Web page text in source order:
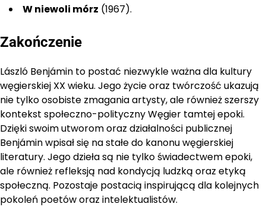
W niewoli mórz (1967).
Zakończenie
László Benjámin to postać niezwykle ważna dla kultury
węgierskiej XX wieku. Jego życie oraz twórczość ukazują
nie tylko osobiste zmagania artysty, ale również szerszy
kontekst społeczno-polityczny Węgier tamtej epoki.
Dzięki swoim utworom oraz działalności publicznej
Benjámin wpisał się na stałe do kanonu węgierskiej
literatury. Jego dzieła są nie tylko świadectwem epoki,
ale również refleksją nad kondycją ludzką oraz etyką
społeczną. Pozostaje postacią inspirującą dla kolejnych
pokoleń poetów oraz intelektualistów.